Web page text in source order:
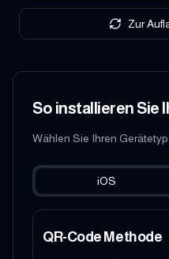
Zur
So installieren Sie
Wählen Sie Ihren
iOS
QR-Code Methode